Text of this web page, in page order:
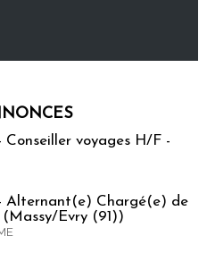
Conseiller voyages H/F -
Alternant(e) Chargé(e) de
(Massy/Evry (91))